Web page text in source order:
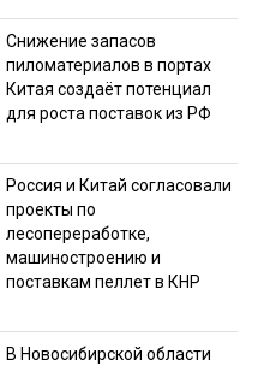
Снижение запасов
пиломатериалов в портах
Китая создаёт потенциал
для роста поставок из РФ
Россия и Китай согласовали
проекты по
лесопереработке,
машиностроению и
поставкам пеллет в КНР
В Новосибирской области